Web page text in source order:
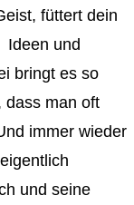
füttert dein
Ideen und
bringt es so
dass man oft
immer wieder
und seine